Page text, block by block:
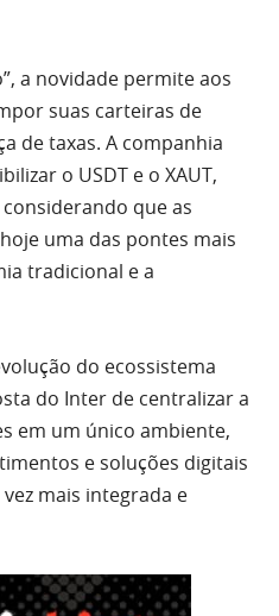
a novidade permite aos
suas carteiras de
de taxas. A companhia
o USDT e o XAUT,
que as
uma das pontes mais
tradicional e a
do ecossistema
do Inter de centralizar a
em um único ambiente,
e soluções digitais
mais integrada e